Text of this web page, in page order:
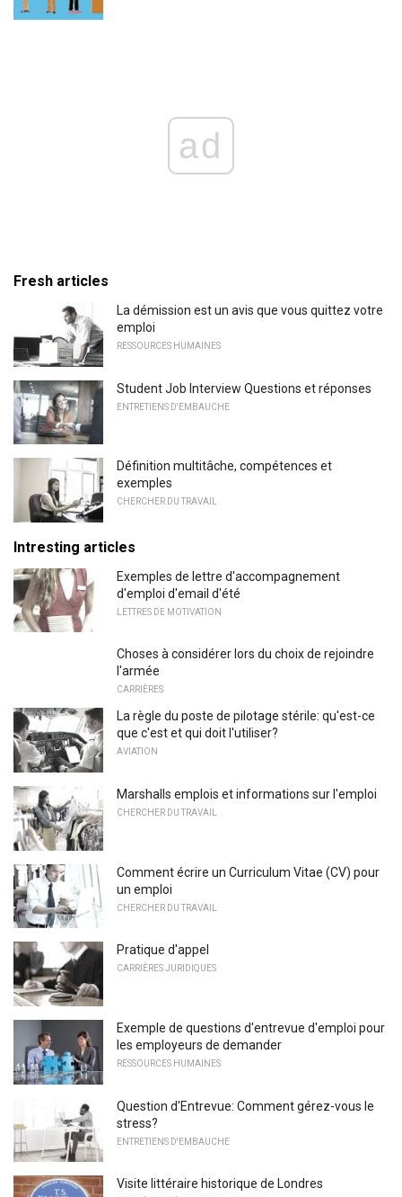
ad
Fresh articles
La démission est un avis que vous quittez votre
emploi
RESSOURCES HUMAINES
Student Job Interview Questions et réponses
ENTRETIENS D'EMBAUCHE
Définition multitâche, compétences et
exemples
CHERCHER DU TRAVAIL
Intresting articles
Exemples de lettre d'accompagnement
d'emploi d'email d'été
LETTRES DE MOTIVATION
Choses à considérer lors du choix de rejoindre
l'armée
CARRIÈRES
La règle du poste de pilotage stérile: qu'est-ce
que c'est et qui doit l'utiliser?
AVIATION
Marshalls emplois et informations sur l'emploi
CHERCHER DU TRAVAIL
Comment écrire un Curriculum Vitae (CV) pour
un emploi
CHERCHER DU TRAVAIL
Pratique d'appel
CARRIÈRES JURIDIQUES
Exemple de questions d'entrevue d'emploi pour
les employeurs de demander
RESSOURCES HUMAINES
Question d'Entrevue: Comment gérez-vous le
stress?
ENTRETIENS D'EMBAUCHE
Visite littéraire historique de Londres